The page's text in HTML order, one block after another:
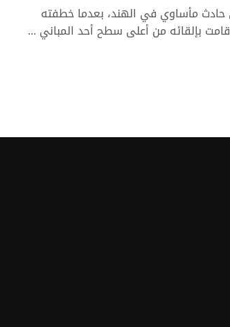
مأساوي في الهند، بعدما خطفته
بإلقائه من أعلى سطح أحد المباني ...